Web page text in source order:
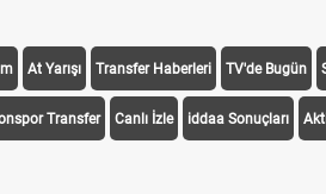
At Yarışı Transfer Haberleri TV'de Bugün
Transfer Canlı İzle iddaa Sonuçları